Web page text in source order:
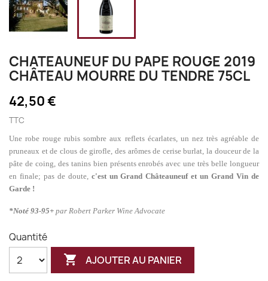
CHATEAUNEUF DU PAPE ROUGE 2019
CHÂTEAU MOURRE DU TENDRE 75CL
42,50 €
TTC
Une robe rouge rubis sombre aux reflets écarlates, un nez très agréable de
pruneaux et de clous de girofle, des arômes de cerise burlat, la douceur de la
pâte de coing, des tanins bien présents enrobés avec une très belle longueur
en finale; pas de doute, c'est un Grand Châteauneuf et un Grand Vin de
Garde !
*Noté 93-95+ par Robert Parker Wine Advocate
Quantité
 AJOUTER AU PANIER